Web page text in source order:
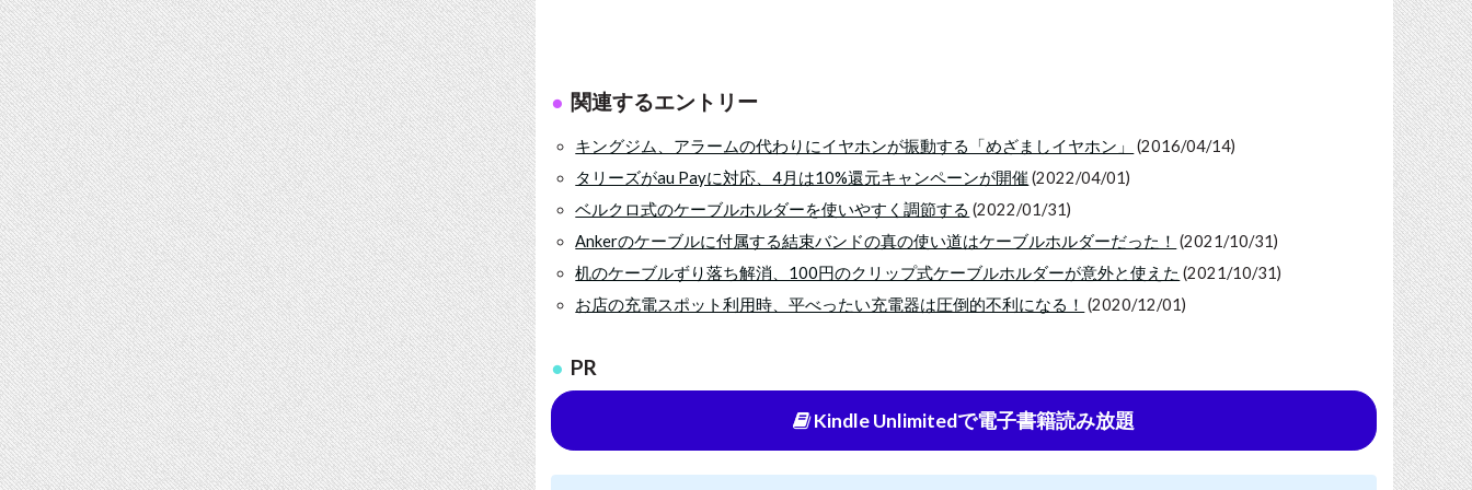
関連するエントリー
キングジム、アラームの代わりにイヤホンが振動する「めざましイヤホン」
(2016/04/14)
タリーズがau Payに対応、4月は10%還元キャンペーンが開催 (2022/04/01)
ベルクロ式のケーブルホルダーを使いやすく調節する (2022/01/31)
Ankerのケーブルに付属する結束バンドの真の使い道はケーブルホルダーだった！ (2021/10/31)
机のケーブルずり落ち解消、100円のクリップ式ケーブルホルダーが意外と使えた (2021/10/31)
お店の充電スポット利用時、平べったい充電器は圧倒的不利になる！ (2020/12/01)
PR
Kindle Unlimitedで電子書籍読み放題